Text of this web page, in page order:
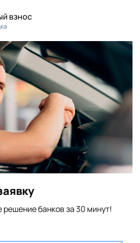
взнос
банков за 30 минут!